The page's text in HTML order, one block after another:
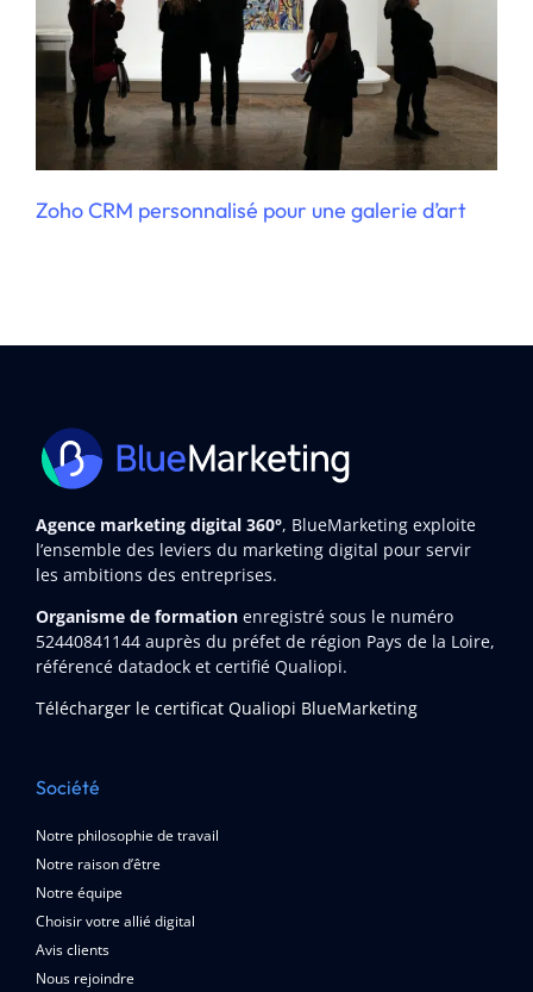
Zoho CRM personnalisé pour une galerie d’art
Agence marketing digital 360°, BlueMarketing exploite
l’ensemble des leviers du marketing digital pour servir
les ambitions des entreprises.
Organisme de formation enregistré sous le numéro
52440841144auprès du préfet de région Pays de la Loire,
référencé datadock et certifié Qualiopi.
Télécharger le certificat Qualiopi BlueMarketing
Société
Notre philosophie de travail
Notre raison d’être
Notre équipe
Choisir votre allié digital
Avis clients
Nous rejoindre